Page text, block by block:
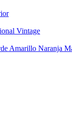
Vintage
Amarillo Naranja